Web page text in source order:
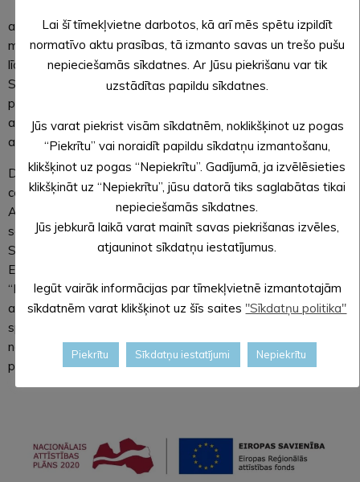
apmeklētājiem no 2018. gada 1. septembra. Ekspozīcija no
maija līdz oktobrim apmeklētājiem būs pieejama no otrdienas
līdz svētdienai ar darba laiku no pulksten 11.00 līdz 18.00.
Savukārt no novembra līdz aprīlim to varēs apmeklēt tajās
pašās dienās no pulksten 11.00 līdz 17.00. Piesakot
apmeklētāju grupas, būs iespējams vienoties par ekspozīcijas
apmeklēšanu arī citā laikā.
Darbi Alūksnes bānīša stacijā norisinās projekta “Gaismas
ceļš cauri gadsimtiem” ietvaros, projekta vadītāja Sanita
Adlere. Projektu Alūksnes novada pašvaldība īsteno
sadarbībā ar Gulbenes un Cesvaines novadu pašvaldībām un
Smiltenes evaņģēliski luterisko draudzi Kultūras ministrijas
Eiropas Savienības fondu līdzekļu Darbības programmas
“Izaugsme un nodarbinātība” prioritārā virziena “Vides
aizsardzības resursu izmantošanas efektivitāte” 5.5.1.
specifiskā atbalsta mērķa “Saglabāt, aizsargāt un attīstīt
nozīmīgu kultūras un dabas mantojumu, kā arī ar to saistītos
pakalpojumus” ietvaros.
Lai šī tīmekļvietne darbotos, kā arī mēs spētu izpildīt
normatīvo aktu prasības, tā izmanto savas un trešo pušu
nepieciešamās sīkdatnes. Ar Jūsu piekrišanu var tik
uzstādītas papildu sīkdatnes.
Jūs varat piekrist visām sīkdatnēm, noklikšķinot uz pogas
“Piekrītu” vai noraidīt papildu sīkdatņu izmantošanu,
klikšķinot uz pogas “Nepiekrītu”. Gadījumā, ja izvēlēsieties
klikšķināt uz “Nepiekrītu”, jūsu datorā tiks saglabātas tikai
nepieciešamās sīkdatnes.
Jūs jebkurā laikā varat mainīt savas piekrišanas izvēles,
atjauninot sīkdatņu iestatījumus.
Iegūt vairāk informācijas par tīmekļvietnē izmantotajām
sīkdatnēm varat klikšķinot uz šīs saites "Sīkdatņu politika"
Piekrītu Sīkdatņu iestatījumi Nepiekrītu